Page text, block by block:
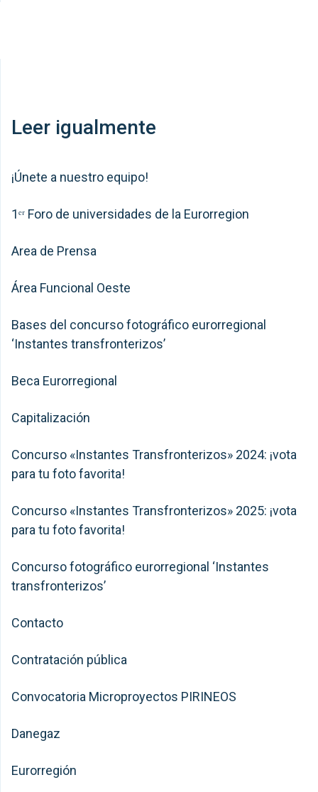
Leer igualmente
¡Únete a nuestro equipo!
1ᵉʳ Foro de universidades de la Eurorregion
Area de Prensa
Área Funcional Oeste
Bases del concurso fotográfico eurorregional
‘Instantes transfronterizos’
Beca Eurorregional
Capitalización
Concurso «Instantes Transfronterizos» 2024: ¡vota
para tu foto favorita!
Concurso «Instantes Transfronterizos» 2025: ¡vota
para tu foto favorita!
Concurso fotográfico eurorregional ‘Instantes
transfronterizos’
Contacto
Contratación pública
Convocatoria Microproyectos PIRINEOS
Danegaz
Eurorregión